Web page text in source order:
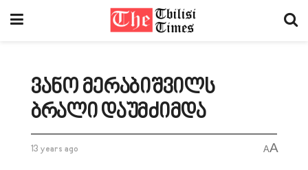
ვანო მერაბიშვილს
ბრალი დაუმძიმდა
13 years ago AA